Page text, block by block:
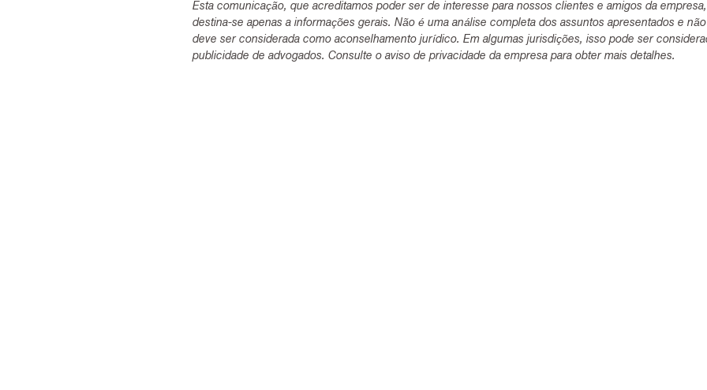
Esta comunicação, que acreditamos poder ser de interesse para nossos clientes e amigos da empresa,
destina-se apenas a informações gerais. Não é uma análise completa dos assuntos apresentados e não
deve ser considerada como aconselhamento jurídico. Em algumas jurisdições, isso pode ser
publicidade de advogados. Consulte o aviso de privacidade da empresa para obter mais detalhes.